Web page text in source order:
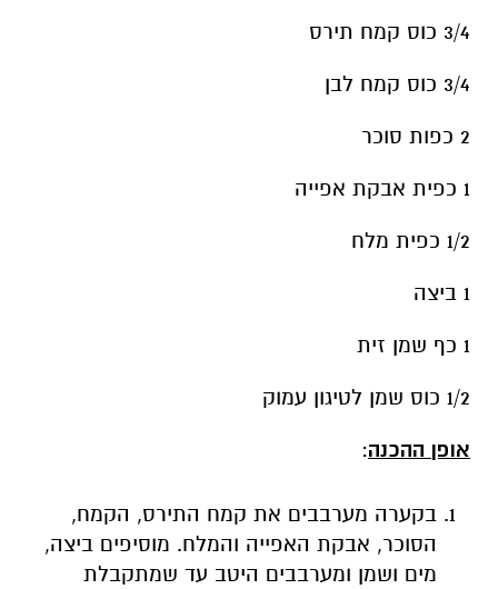
3/4 כוס קמח תירס
3/4 כוס קמח לבן
2 כפות סוכר
1 כפית אבקת אפייה
1/2 כפית מלח
1 ביצה
1 כף שמן זית
1/2 כוס שמן לטיגון עמוק
אופן ההכנה:
בקערה מערבבים את קמח התירס, הקמח,
הסוכר, אבקת האפייה והמלח. מוסיפים ביצה,
מים ושמן ומערבבים היטב עד שמתקבלת